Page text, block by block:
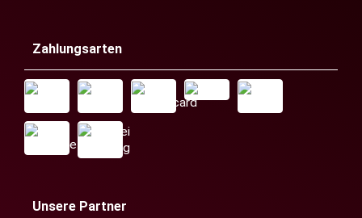
Zahlungsarten
Unsere Partner